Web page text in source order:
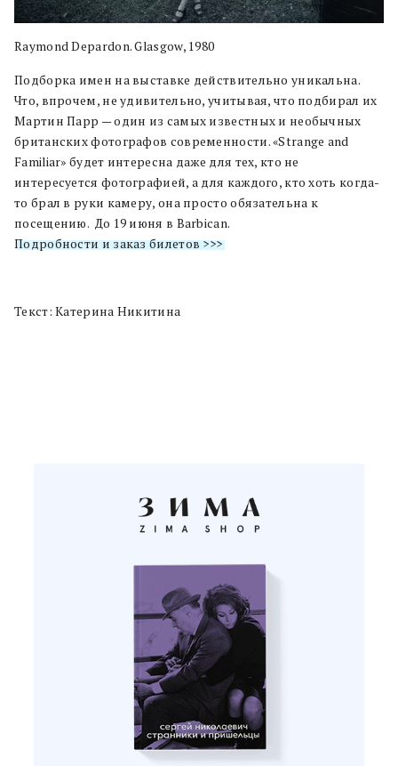
Raymond Depardon. Glasgow, 1980
Подборка имен на выставке действительно уникальна.
Что, впрочем, не удивительно, учитывая, что подбирал их
Мартин Парр — один из самых известных и необычных
британских фотографов современности. «Strange and
Familiar» будет интересна даже для тех, кто не
интересуется фотографией, а для каждого, кто хоть когда-
то брал в руки камеру, она просто обязательна к
посещению. До 19 июня в Barbican.
Подробности и заказ билетов >>>
Текст: Катерина Никитина